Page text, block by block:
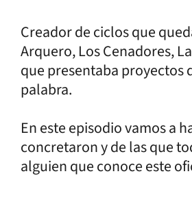
Creador de ciclos que
Arquero, Los Cenadores,
que presentaba proyectos
palabra.
En este episodio vamos a
concretaron y de las que
alguien que conoce este